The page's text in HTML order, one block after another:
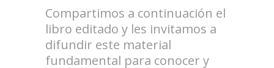
Compartimos a continuación el
libro editado y les invitamos a
difundir este material
fundamental para conocer y